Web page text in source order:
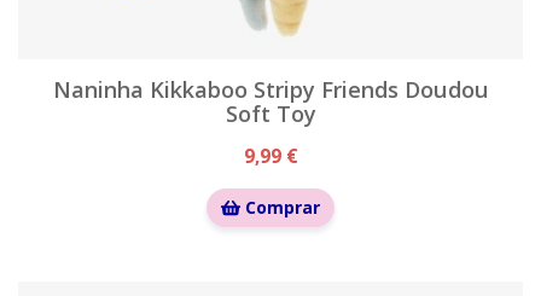
Naninha Kikkaboo Stripy Friends Doudou
Soft Toy
9,99 €
Comprar